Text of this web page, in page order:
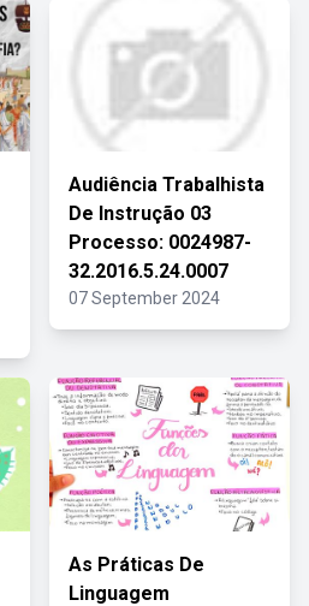
Audiência Trabalhista
De Instrução 03
Processo: 0024987-
32.2016.5.24.0007
07 September 2024
As Práticas De
Linguagem